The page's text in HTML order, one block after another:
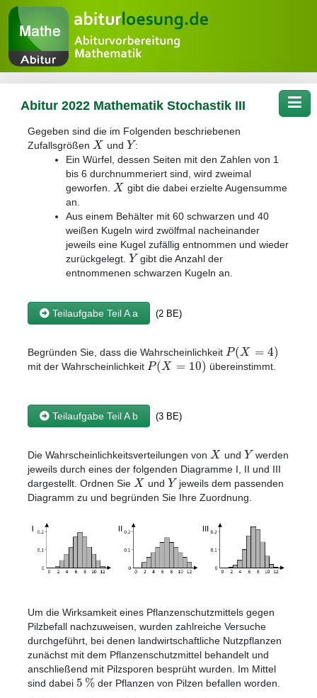
Abitur 2022 Mathematik Stochastik III
Gegeben sind die im Folgenden beschriebenen
Zufallsgrößen X und Y:
Ein Würfel, dessen Seiten mit den Zahlen von 1
bis 6 durchnummeriert sind, wird zweimal
geworfen. X gibt die dabei erzielte Augensumme
an.
Aus einem Behälter mit 60 schwarzen und 40
weißen Kugeln wird zwölfmal nacheinander
jeweils eine Kugel zufällig entnommen und wieder
zurückgelegt. Y gibt die Anzahl der
entnommenen schwarzen Kugeln an.
Teilaufgabe Teil A a (2 BE)
Begründen Sie, dass die Wahrscheinlichkeit P(X =4)
mit der Wahrscheinlichkeit P(X = 10) übereinstimmt.
Teilaufgabe Teil A b (3 BE)
Die Wahrscheinlichkeitsverteilungen von X und Y werden
jeweils durch eines der folgenden Diagramme I, II und III
dargestellt. Ordnen Sie X und Y jeweils dem passenden
Diagramm zu und begründen Sie Ihre Zuordnung.
Um die Wirksamkeit eines Pflanzenschutzmittels gegen
Pilzbefall nachzuweisen, wurden zahlreiche Versuche
durchgeführt, bei denen landwirtschaftliche Nutzpflanzen
zunächst mit dem Pflanzenschutzmittel behandelt und
anschließend mit Pilzsporen besprüht wurden. Im Mittel
sind dabei 5%der Pflanzen von Pilzen befallen worden.